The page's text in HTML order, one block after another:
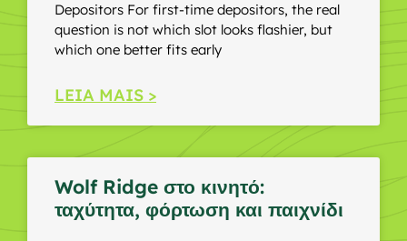
Depositors For first-time depositors, the real
question is not which slot looks flashier, but
which one better fits early
LEIA MAIS >
Wolf Ridge στο κινητό:
ταχύτητα, φόρτωση και παιχνίδι